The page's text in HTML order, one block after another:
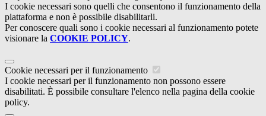
I cookie necessari sono quelli che consentono il funzionamento della
piattaforma e non è possibile disabilitarli.
Per conoscere quali sono i cookie necessari al funzionamento potete
visionare la COOKIE POLICY.
Cookie necessari per il funzionamento
I cookie necessari per il funzionamento non possono essere
disabilitati. È possibile consultare l'elenco nella pagina della cookie
policy.